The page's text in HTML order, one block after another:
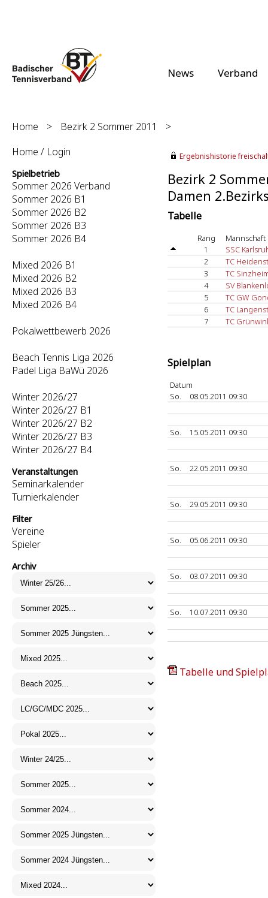
News Verband
Home > Bezirk 2 Sommer 2011
>
Home / Login
Spielbetrieb
Sommer 2026 Verband
Sommer 2026 B1
Sommer 2026 B2
Sommer 2026 B3
Sommer 2026 B4
Mixed 2026 B1
Mixed 2026 B2
Mixed 2026 B3
Mixed 2026 B4
Pokalwettbewerb 2026
Beach Tennis Liga 2026
Padel Liga BaWü 2026
Winter 2026/27
Winter 2026/27 B1
Winter 2026/27 B2
Winter 2026/27 B3
Winter 2026/27 B4
Veranstaltungen
Seminarkalender
Turnierkalender
Filter
Vereine
Spieler
Archiv
Ergebnishistorie
Bezirk 2
Damen
Tabelle
Rang
Mannschaft
1
SSC
2
TC
3
TC
4
SV
5
TC GW
6
TC
7
TC
Spielplan
Datum
So.
08.05.2011 09:30
So. 15.05.2011 09:30
So. 22.05.2011 09:30
So. 29.05.2011 09:30
So. 05.06.2011 09:30
So. 03.07.2011 09:30
So. 10.07.2011 09:30
Tabelle und